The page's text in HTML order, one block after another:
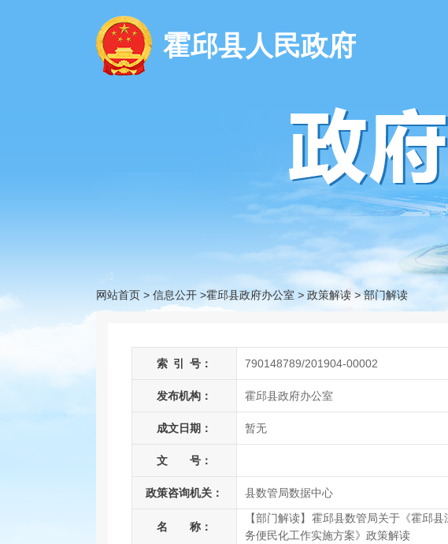
霍邱县人民政府
网站首页 > 信息公开 >霍邱县政府办公室 > 政策解读 > 部门解读
索 引 号： 790148789/201904-00002
发布机构： 霍邱县政府办公室
成文日期： 暂无
文 号：
政策咨询机关： 县数管局数据中心
名 称：
【部门解读】霍邱县数管局关于《霍邱
务便民化工作实施方案》政策解读